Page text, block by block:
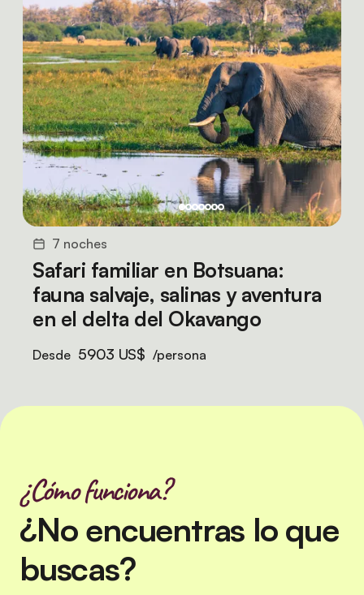
7 noches
Safari familiar en Botsuana:
fauna salvaje, salinas y aventura
en el delta del Okavango
Desde 5903 US$ /persona
¿Cómo funciona?
¿No encuentras lo que
buscas?